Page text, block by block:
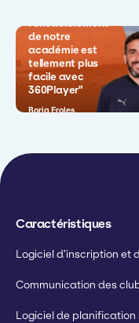
fonctionnement
de notre
académie est
tellement plus
facile avec
360Player"
Borja Eroles
Caractéristiques
Logiciel d’inscription et
Communication des
Logiciel de planification